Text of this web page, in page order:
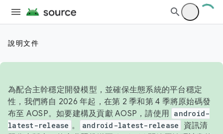
說明文件
為配合主幹穩定開發模型，並確保生態系統的平台穩定
性，我們將自 2026 年起，在第 2 季和第 4 季將原始碼發
布至 AOSP。如要建構及貢獻 AOSP，請使用 android-
latest-release 。 android-latest-release
資訊清